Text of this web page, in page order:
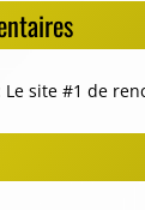
Le site #1 de